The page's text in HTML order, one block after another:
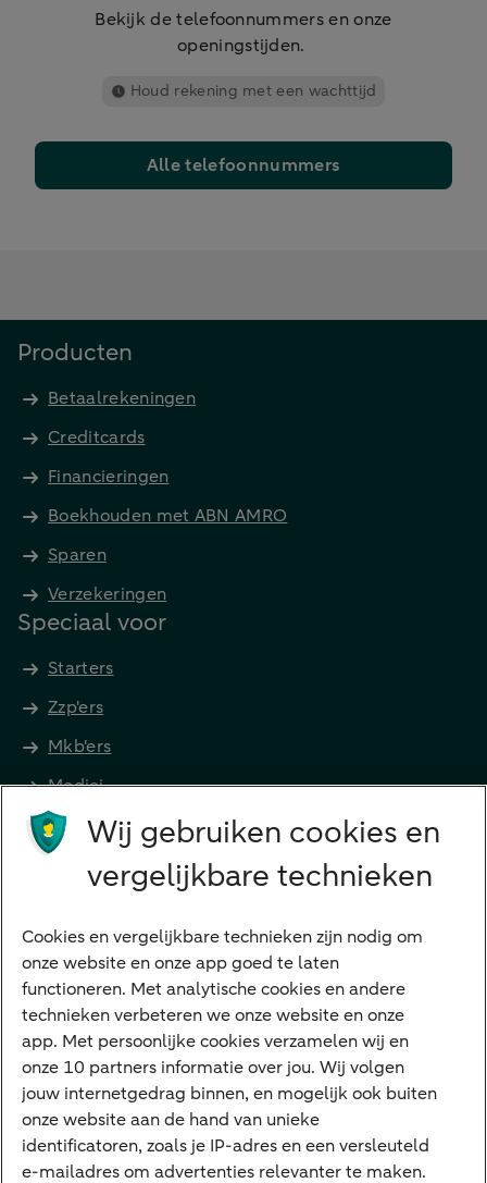
Bekijk de telefoonnummers en onze
openingstijden.
Houd rekening met een wachttijd
Alle telefoonnummers
Producten
Betaalrekeningen
Creditcards
Financieringen
Boekhouden met ABN AMRO
Sparen
Verzekeringen
Speciaal voor
Starters
Zzp'ers
Mkb'ers
Medici
Advocaten en notarissen
Diensten
VraagHugo
Corporate Finance
Tikkie zakelijk
Cyber Veilig & Zeker
Private Banking
Interessant
Wij gebruiken cookies en
vergelijkbare technieken
Cookies en vergelijkbare technieken zijn nodig om
onze website en onze app goed te laten
functioneren. Met analytische cookies en andere
technieken verbeteren we onze website en onze
app. Met persoonlijke cookies verzamelen wij en
onze 10 partners informatie over jou. Wij volgen
jouw internetgedrag binnen, en mogelijk ook buiten
onze website aan de hand van unieke
identificatoren, zoals je IP-adres en een versleuteld
e-mailadres om advertenties relevanter te maken.